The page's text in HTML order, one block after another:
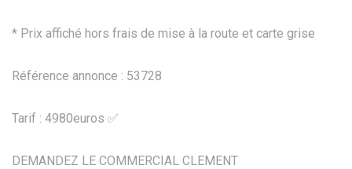
* Prix affiché hors frais de mise à la route et carte grise
Référence annonce : 53728
Tarif : 4980euros ✅
DEMANDEZ LE COMMERCIAL CLEMENT